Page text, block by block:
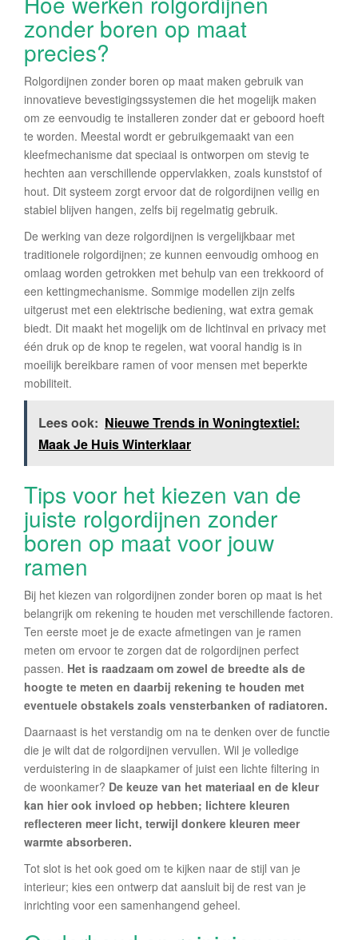
zonder boren op maat
precies?
Rolgordijnen zonder boren op maat maken gebruik van
innovatieve bevestigingssystemen die het mogelijk maken
om ze eenvoudig te installeren zonder dat er geboord hoeft
te worden. Meestal wordt er gebruikgemaakt van een
kleefmechanisme dat speciaal is ontworpen om stevig te
hechten aan verschillende oppervlakken, zoals kunststof of
hout. Dit systeem zorgt ervoor dat de rolgordijnen veilig en
stabiel blijven hangen, zelfs bij regelmatig gebruik.
De werking van deze rolgordijnen is vergelijkbaar met
traditionele rolgordijnen; ze kunnen eenvoudig omhoog en
omlaag worden getrokken met behulp van een trekkoord of
een kettingmechanisme. Sommige modellen zijn zelfs
uitgerust met een elektrische bediening, wat extra gemak
biedt. Dit maakt het mogelijk om de lichtinval en privacy met
één druk op de knop te regelen, wat vooral handig is in
moeilijk bereikbare ramen of voor mensen met beperkte
mobiliteit.
Lees ook: Nieuwe Trends in Woningtextiel:
Maak Je Huis Winterklaar
Tips voor het kiezen van de
juiste rolgordijnen zonder
boren op maat voor jouw
ramen
Bij het kiezen van rolgordijnen zonder boren op maat is het
belangrijk om rekening te houden met verschillende factoren.
Ten eerste moet je de exacte afmetingen van je ramen
meten om ervoor te zorgen dat de rolgordijnen perfect
passen. Het is raadzaam om zowel de breedte als de
hoogte te meten en daarbij rekening te houden met
eventuele obstakels zoals vensterbanken of radiatoren.
Daarnaast is het verstandig om na te denken over de functie
die je wilt dat de rolgordijnen vervullen. Wil je volledige
verduistering in de slaapkamer of juist een lichte filtering in
de woonkamer? De keuze van het materiaal en de kleur
kan hier ook invloed op hebben; lichtere kleuren
reflecteren meer licht, terwijl donkere kleuren meer
warmte absorberen.
Tot slot is het ook goed om te kijken naar de stijl van je
interieur; kies een ontwerp dat aansluit bij de rest van je
inrichting voor een samenhangend geheel.